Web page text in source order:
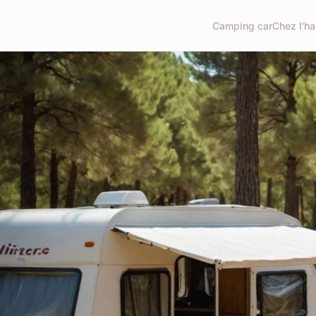
Camping carChez